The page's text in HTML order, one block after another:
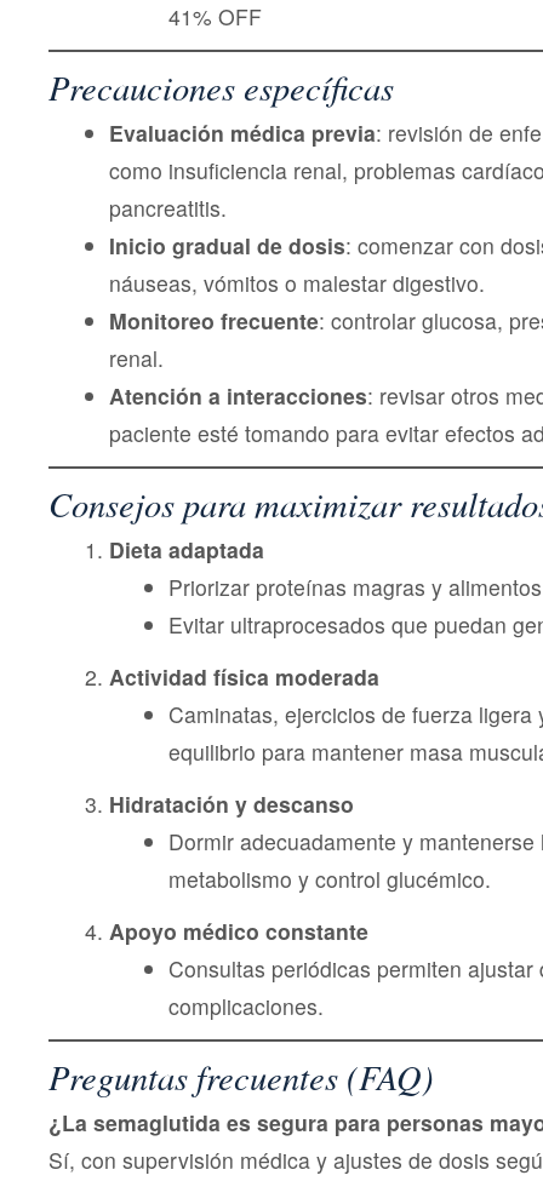
41% OFF
Precauciones específicas
Evaluación médica previa: revisión de
como insuficiencia renal, problemas
pancreatitis.
Inicio gradual de dosis: comenzar con
náuseas, vómitos o malestar digestivo.
Monitoreo frecuente: controlar glucosa,
renal.
Atención a interacciones: revisar otros
paciente esté tomando para evitar efectos
Consejos para maximizar
Dieta adaptada
Priorizar proteínas magras y
Evitar ultraprocesados que puedan
Actividad física moderada
Caminatas, ejercicios de fuerza ligera
equilibrio para mantener masa
Hidratación y descanso
Dormir adecuadamente y
metabolismo y control glucémico.
Apoyo médico constante
Consultas periódicas permiten ajustar
complicaciones.
Preguntas frecuentes (FAQ)
¿La semaglutida es segura para personas
Sí, con supervisión médica y ajustes de dosis